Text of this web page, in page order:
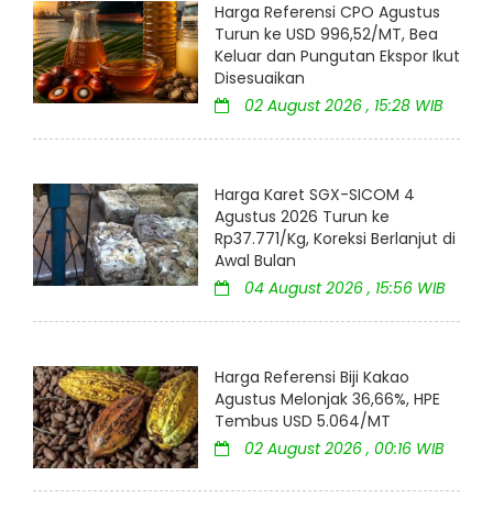
Harga Referensi CPO Agustus
Turun ke USD 996,52/MT, Bea
Keluar dan Pungutan Ekspor Ikut
Disesuaikan
02 August 2026 , 15:28 WIB
Harga Karet SGX-SICOM 4
Agustus 2026 Turun ke
Rp37.771/Kg, Koreksi Berlanjut di
Awal Bulan
04 August 2026 , 15:56 WIB
Harga Referensi Biji Kakao
Agustus Melonjak 36,66%, HPE
Tembus USD 5.064/MT
02 August 2026 , 00:16 WIB